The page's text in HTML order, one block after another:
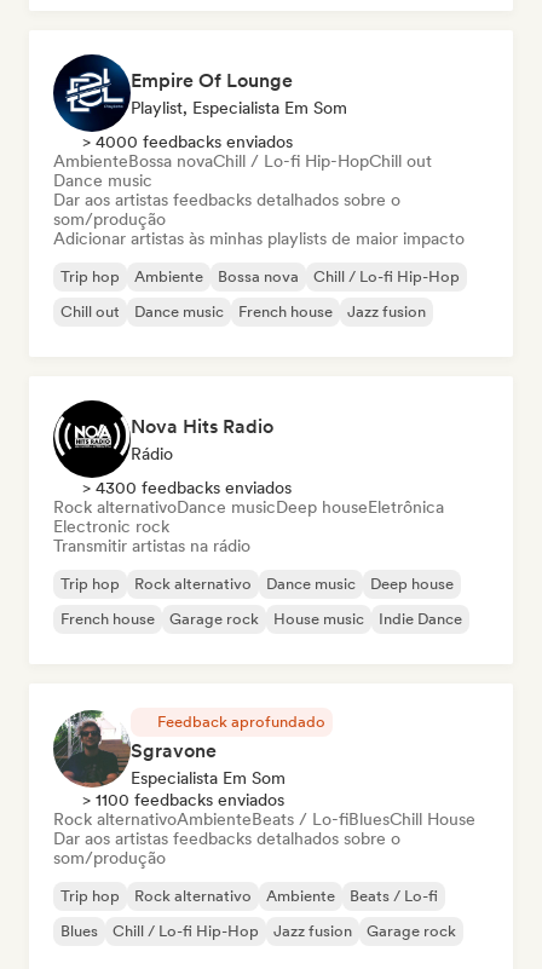
Empire Of Lounge
Playlist, Especialista Em Som
> 4000 feedbacks enviados
AmbienteBossa novaChill / Lo-fi Hip-HopChill out
Dance music
Dar aos artistas feedbacks detalhados sobre o
som/produção
Adicionar artistas às minhas playlists de maior impacto
Trip hop Ambiente Bossa nova
Chill / Lo-fi Hip-Hop
Chill out
Dance music French house Jazz fusion
Nova Hits Radio
Rádio
> 4300 feedbacks enviados
Rock alternativoDance musicDeep houseEletrônica
Electronic rock
Transmitir artistas na rádio
Trip hop Rock alternativo Dance music
Deep house
French house
Garage rock House music Indie Dance
Feedback aprofundado
Sgravone
Especialista Em Som
> 1100 feedbacks enviados
Rock alternativoAmbienteBeats / Lo-fiBluesChill House
Dar aos artistas feedbacks detalhados sobre o
som/produção
Trip hop Rock alternativo Ambiente
Beats / Lo-fi
Blues
Chill / Lo-fi Hip-Hop Jazz fusion Garage rock